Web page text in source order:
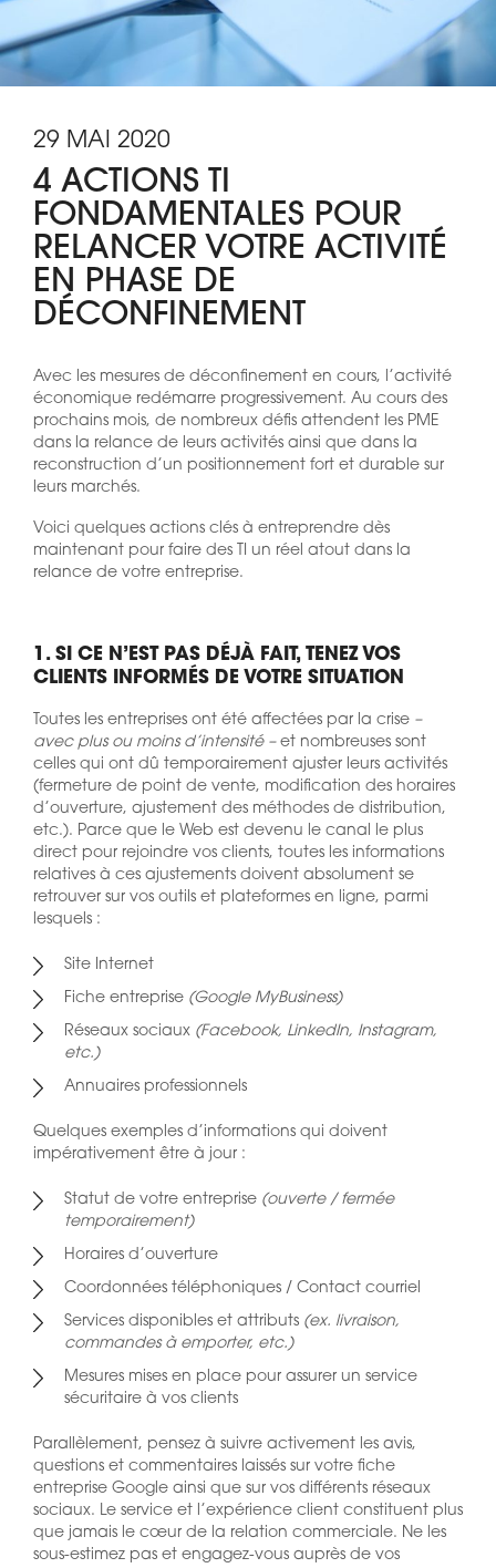
29 MAI 2020
4 ACTIONS TI
FONDAMENTALES POUR
RELANCER VOTRE ACTIVITÉ
EN PHASE DE
DÉCONFINEMENT
Avec les mesures de déconfinement en cours, l’activité
économique redémarre progressivement. Au cours des
prochains mois, de nombreux défis attendent les PME
dans la relance de leurs activités ainsi que dans la
reconstruction d’un positionnement fort et durable sur
leurs marchés.
Voici quelques actions clés à entreprendre dès
maintenant pour faire des TI un réel atout dans la
relance de votre entreprise.
1. SI CE N’EST PAS DÉJÀ FAIT, TENEZ VOS
CLIENTS INFORMÉS DE VOTRE SITUATION
Toutes les entreprises ont été affectées par la crise –
avec plus ou moins d’intensité –et nombreuses sont
celles qui ont dû temporairement ajuster leurs activités
(fermeture de point de vente, modification des horaires
d’ouverture, ajustement des méthodes de distribution,
etc.). Parce que le Web est devenu le canal le plus
direct pour rejoindre vos clients, toutes les informations
relatives à ces ajustements doivent absolument se
retrouver sur vos outils et plateformes en ligne, parmi
lesquels :
Site Internet
Fiche entreprise (Google MyBusiness)
Réseaux sociaux (Facebook, LinkedIn, Instagram,
etc.)
Annuaires professionnels
Quelques exemples d’informations qui doivent
impérativement être à jour :
Statut de votre entreprise (ouverte / fermée
temporairement)
Horaires d’ouverture
Coordonnées téléphoniques / Contact courriel
Services disponibles et attributs (ex. livraison,
commandes à emporter, etc.)
Mesures mises en place pour assurer un service
sécuritaire à vos clients
Parallèlement, pensez à suivre activement les avis,
questions et commentaires laissés sur votre fiche
entreprise Google ainsi que sur vos différents réseaux
sociaux. Le service et l’expérience client constituent plus
que jamais le cœur de la relation commerciale. Ne les
sous-estimez pas et engagez-vous auprès de vos